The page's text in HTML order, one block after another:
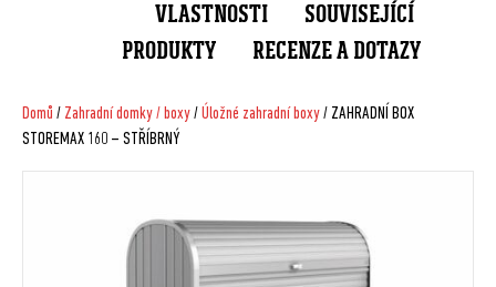
VLASTNOSTI
SOUVISEJÍCÍ
PRODUKTY
RECENZE A DOTAZY
Domů / Zahradní domky / boxy/Úložné zahradní boxy/ ZAHRADNÍ BOX
STOREMAX 160 – STŘÍBRNÝ